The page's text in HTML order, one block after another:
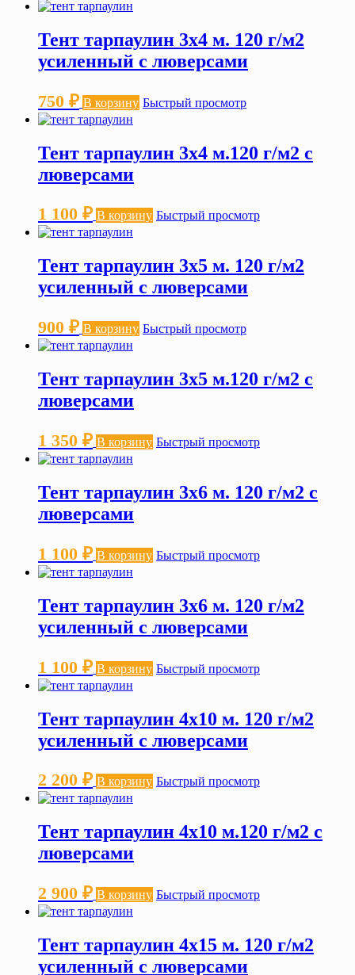
Тент тарпаулин 3х4 м. 120 г/м2
усиленный с люверсами
750 ₽ В корзину Быстрый просмотр
Тент тарпаулин 3х4 м.120 г/м2 с
люверсами
1 100 ₽ В корзину Быстрый просмотр
Тент тарпаулин 3х5 м. 120 г/м2
усиленный с люверсами
900 ₽ В корзину Быстрый просмотр
Тент тарпаулин 3х5 м.120 г/м2 с
люверсами
1 350 ₽ В корзину Быстрый просмотр
Тент тарпаулин 3х6 м. 120 г/м2 с
люверсами
1 100 ₽ В корзину Быстрый просмотр
Тент тарпаулин 3х6 м. 120 г/м2
усиленный с люверсами
1 100 ₽ В корзину Быстрый просмотр
Тент тарпаулин 4х10 м. 120 г/м2
усиленный с люверсами
2 200 ₽ В корзину Быстрый просмотр
Тент тарпаулин 4х10 м.120 г/м2 с
люверсами
2 900 ₽ В корзину Быстрый просмотр
Тент тарпаулин 4х15 м. 120 г/м2
усиленный с люверсами